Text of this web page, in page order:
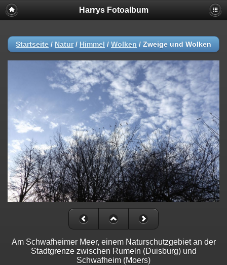
Harrys Fotoalbum
Startseite / Natur/ Himmel / Wolken / Zweige und Wolken
Am Schwafheimer Meer, einem Naturschutzgebiet an der
Stadtgrenze zwischen Rumeln (Duisburg) und
Schwafheim (Moers)